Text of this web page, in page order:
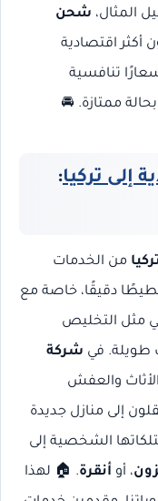
المثال، شحن
أكثر اقتصادية
تنافسية
ممتازة. 🚘
تركيا:
من الخدمات
دقيقًا، خاصة مع
مثل التخليص
طويلة. في شركة
والعفش
إلى منازل جديدة
الشخصية إلى
، أو أنقرة. 🏠 لهذا